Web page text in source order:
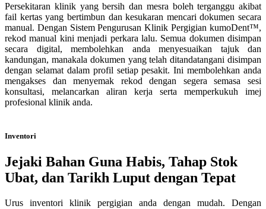
Persekitaran klinik yang bersih dan mesra boleh terganggu akibat
fail kertas yang bertimbun dan kesukaran mencari dokumen secara
manual. Dengan Sistem Pengurusan Klinik Pergigian kumoDent™,
rekod manual kini menjadi perkara lalu. Semua dokumen disimpan
secara digital, membolehkan anda menyesuaikan tajuk dan
kandungan, manakala dokumen yang telah ditandatangani disimpan
dengan selamat dalam profil setiap pesakit. Ini membolehkan anda
mengakses dan menyemak rekod dengan segera semasa sesi
konsultasi, melancarkan aliran kerja serta memperkukuh imej
profesional klinik anda.
Inventori
Jejaki Bahan Guna Habis, Tahap Stok
Ubat, dan Tarikh Luput dengan Tepat
Urus inventori klinik pergigian anda dengan mudah. Dengan